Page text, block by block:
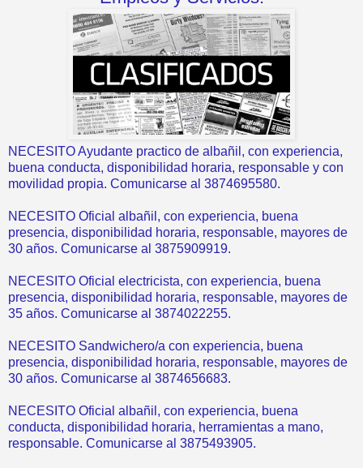
NECESITO Ayudante practico de albañil, con experiencia,
buena conducta, disponibilidad horaria, responsable y con
movilidad propia. Comunicarse al 3874695580.
NECESITO Oficial albañil, con experiencia, buena
presencia, disponibilidad horaria, responsable, mayores de
30 años. Comunicarse al 3875909919.
NECESITO Oficial electricista, con experiencia, buena
presencia, disponibilidad horaria, responsable, mayores de
35 años. Comunicarse al 3874022255.
NECESITO Sandwichero/a con experiencia, buena
presencia, disponibilidad horaria, responsable, mayores de
30 años. Comunicarse al 3874656683.
NECESITO Oficial albañil, con experiencia, buena
conducta, disponibilidad horaria, herramientas a mano,
responsable. Comunicarse al 3875493905.